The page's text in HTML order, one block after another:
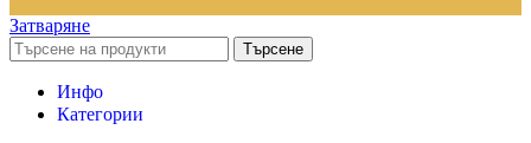
Затваряне
Търсене
Инфо
Категории